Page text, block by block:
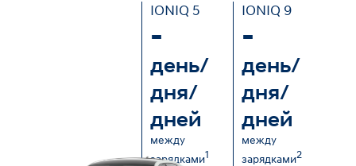
IONIQ 5
-
день/
дня/
дней
между
зарядками1
IONIQ 9
-
день/
дня/
дней
между
зарядками2